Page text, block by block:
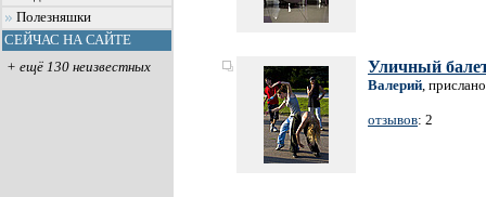
Полезняшки
СЕЙЧАС НА САЙТЕ
+ ещё 130 неизвестных
Уличный
Валерий,
отзывов: 2